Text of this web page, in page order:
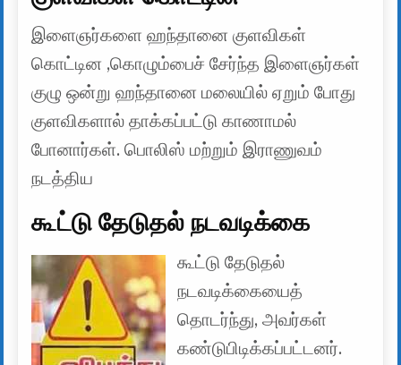
இளைஞர்களை ஹந்தானை குளவிகள்
கொட்டின ,கொழும்பைச் சேர்ந்த இளைஞர்கள்
குழு ஒன்று ஹந்தானை மலையில் ஏறும் போது
குளவிகளால் தாக்கப்பட்டு காணாமல்
போனார்கள். பொலிஸ் மற்றும் இராணுவம்
நடத்திய
கூட்டு தேடுதல் நடவடிக்கை
கூட்டு தேடுதல்
நடவடிக்கையைத்
தொடர்ந்து, அவர்கள்
கண்டுபிடிக்கப்பட்டனர்.